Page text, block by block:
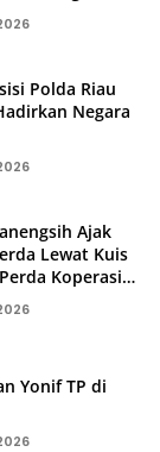
Emas
Polda Riau
Negara
Ajak
Lewat Kuis
Koperasi
Yonif TP di